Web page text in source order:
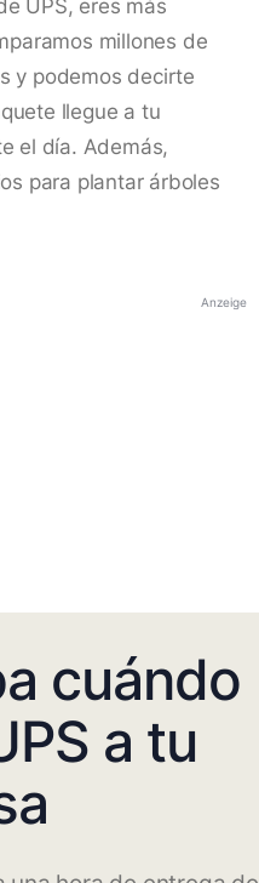
UPS, eres más
millones de
y podemos decirte
llegue a tu
el día. Además,
para plantar árboles
Anzeige
cuándo
a tu